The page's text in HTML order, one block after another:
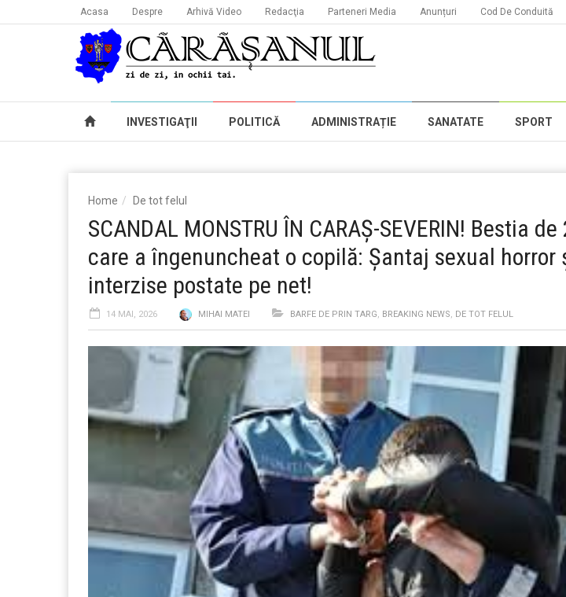
Acasa Despre Arhivă Video Redacţia Parteneri Media Anunțuri Cod De Conduită
INVESTIGAŢII POLITICĂ ADMINISTRAȚIE SANATATE SPORT
Home De tot felul
SCANDAL MONSTRU ÎN CARAȘ-SEVERIN! Bestia
care a îngenuncheat o copilă: Șantaj sexual horror
interzise postate pe net!
14 MAI, 2026 MIHAI MATEI BARFE DE PRIN TARG, BREAKING NEWS, DE TOT FELUL